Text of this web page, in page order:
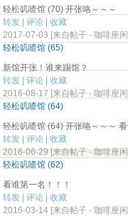
轻松叽喳馆 (70) 开张咯～～～
转发 | 评论 | 收藏
2017-07-03 [来自帖子 - 咖啡座
轻松叽喳馆 (65)
新馆开张！谁来踢馆？
转发 | 评论 | 收藏
2016-08-17 [来自帖子 - 咖啡座
轻松叽喳馆 (64)
轻松叽喳馆 (64) 开张咯～～～
转发 | 评论 | 收藏
2016-06-29 [来自帖子 -咖啡座
轻松叽喳馆 (62)
看谁第一名！！！
转发 | 评论 | 收藏
2016-03-14 [来自帖子 - 咖啡座